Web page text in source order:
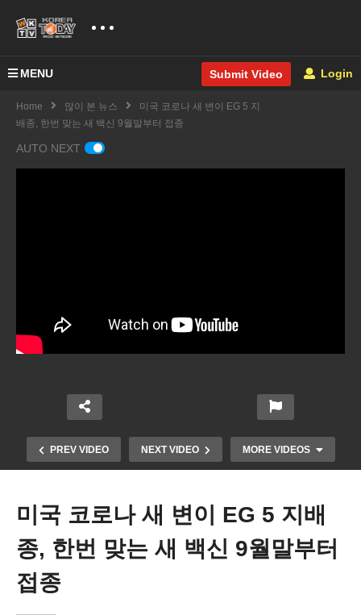
MENU Submit Video Login
Home 많이 본 뉴스
미국 코로나 새 변이 EG 5 지
배종, 한번 맞는 새 백신 9월말부터 접종
AUTO NEXT
PREV VIDEO NEXT VIDEO MORE VIDEOS
미국 코로나 새 변이 EG 5 지배
종, 한번 맞는 새 백신 9월말부터
접종